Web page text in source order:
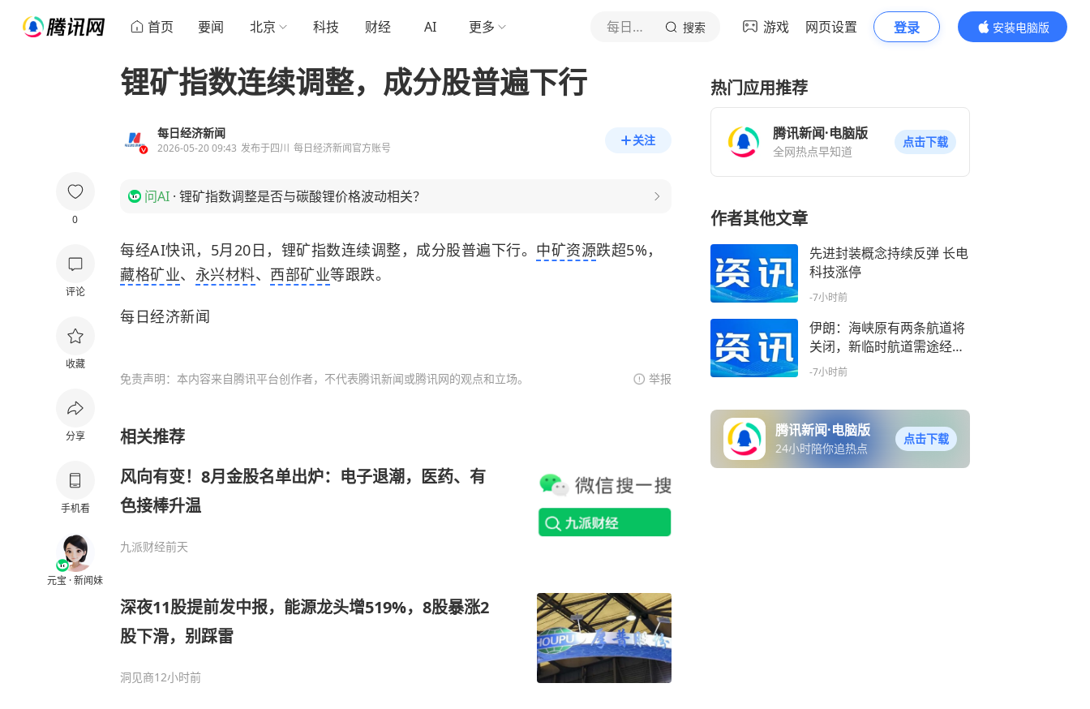
首页 要闻 北京 科技 财经 AI 更多 每日经济新闻 搜索 游戏 网页设置 登录
安装电脑版
内容更精彩
0
评论
收藏
分享
手机看
元宝 · 新闻妹
锂矿指数连续调整，成分股普遍下行
每日经济新闻
2026-05-20 09:43 发布于四川 每日经济新闻官方账号
关注
问AI · 锂矿指数调整是否与碳酸锂价格波动相关？
每经AI快讯，5月20日，锂矿指数连续调整，成分股普遍下行。 中矿资源跌超5%，
藏格矿业、 永兴材料、 西部矿业等跟跌。
每日经济新闻
免责声明：本内容来自腾讯平台创作者，不代表腾讯新闻或腾讯网的观点和立场。 举报
相关推荐
风向有变！8月金股名单出炉：电子退潮，医药、有
色接棒升温
九派财经前天
深夜11股提前发中报，能源龙头增519%，8股暴涨2
股下滑，别踩雷
洞见商12小时前
热门应用推荐
腾讯新闻·电脑版
全网热点早知道
点击下载
作者其他文章
先进封装概念持续反弹 长电
科技涨停
-7小时前
伊朗：海峡原有两条航道将
关闭，新临时航道需途经伊
朗领海
-7小时前
腾讯新闻·电脑版
24小时陪你追热点
点击下载